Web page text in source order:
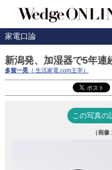
家電口論
新潟発、加湿器で5年連
多賀一晃 （ 生活家電.com主宰）
この写真の
（画像